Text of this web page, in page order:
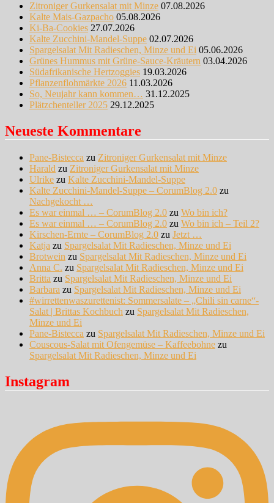
Zitroniger Gurkensalat mit Minze 07.08.2026
Kalte Mais-Gazpacho 05.08.2026
Ki-Ba-Cookies 27.07.2026
Kalte Zucchini-Mandel-Suppe 02.07.2026
Spargelsalat Mit Radieschen, Minze und Ei 05.06.2026
Grünes Hummus mit Grüne-Sauce-Kräutern 03.04.2026
Südafrikanische Hertzoggies 19.03.2026
Pflanzenflohmärkte 2026 11.03.2026
So, Neujahr kann kommen… 31.12.2025
Plätzchenteller 2025 29.12.2025
Neueste Kommentare
Pane-Bistecca zu Zitroniger Gurkensalat mit Minze
Harald zu Zitroniger Gurkensalat mit Minze
Ulrike zu Kalte Zucchini-Mandel-Suppe
Kalte Zucchini-Mandel-Suppe – CorumBlog 2.0 zu
Nachgekocht …
Es war einmal … – CorumBlog 2.0 zu Wo bin ich?
Es war einmal … – CorumBlog 2.0 zu Wo bin ich – Teil 2?
Kirschen-Ernte – CorumBlog 2.0 zu Jetzt …
Katja zu Spargelsalat Mit Radieschen, Minze und Ei
Brotwein zu Spargelsalat Mit Radieschen, Minze und Ei
Anna C. zu Spargelsalat Mit Radieschen, Minze und Ei
Britta zu Spargelsalat Mit Radieschen, Minze und Ei
Barbara zu Spargelsalat Mit Radieschen, Minze und Ei
#wirrettenwaszurettenist: Sommersalate – „Chili sin carne“-
Salat | Brittas Kochbuch zu Spargelsalat Mit Radieschen,
Minze und Ei
Pane-Bistecca zu Spargelsalat Mit Radieschen, Minze und Ei
Couscous-Salat mit Ofengemüse – Kaffeebohne zu
Spargelsalat Mit Radieschen, Minze und Ei
Instagram